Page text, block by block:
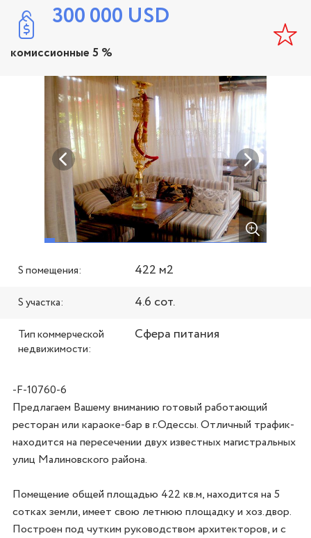
300 000 USD
комиссионные 5 %
S помещения: 422 м2
S участка: 4.6 сот.
Тип коммерческой
недвижимости:
Сфера питания
-F-10760-6
Предлагаем Вашему вниманию готовый работающий
ресторан или караоке-бар в г.Одессы. Отличный трафик-
находится на пересечении двух известных магистральных
улиц Малиновского района.
Помещение общей площадью 422 кв.м, находится на 5
сотках земли, имеет свою летнюю площадку и хоз.двор.
Построен под чутким руководством архитекторов, и с